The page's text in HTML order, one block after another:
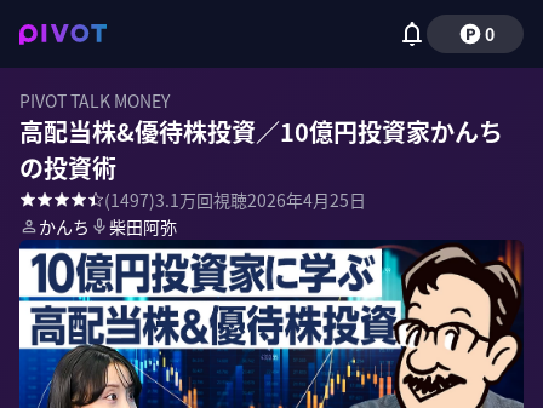
0
PIVOT TALK MONEY
高配当株&優待株投資／10億円投資家かんち
の投資術
(1497)3.1万回視聴2026年4月25日
かんち
柴田阿弥